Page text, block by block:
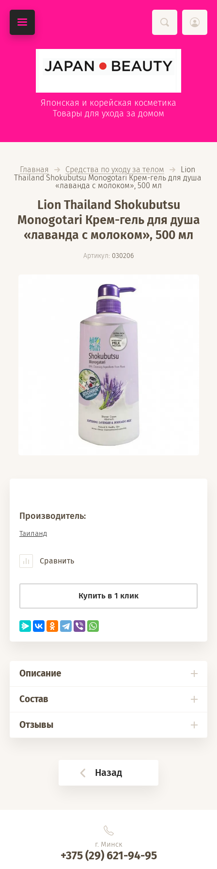
Японская и корейская косметика
Товары для ухода за домом
Главная Средства по уходу за телом
  Lion
Thailand Shokubutsu Monogotari Крем-гель для душа
«лаванда с молоком», 500 мл
Lion Thailand Shokubutsu
Monogotari Крем-гель для душа
«лаванда с молоком», 500 мл
Артикул: 030206
Производитель:
Таиланд
Сравнить
Купить в 1 клик
Описание
Состав
Отзывы
Назад
г. Минск
+375 (29) 621-94-95